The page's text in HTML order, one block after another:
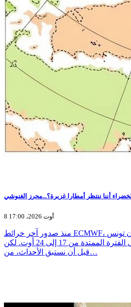
أننا ننتظر أمطارا غزيرة؟...محرز الغنوشي
8 أوت 2026، 17:00
منذ صدور آخر خرائط ECMWF، انتشرت تفسيرات تقول إن تونس
ستشهد أمطارًا غزيرة خلال الفترة الممتدة من 17 إلى 24 أوت. لكن
قبل أن نستبق الأحداث، من…